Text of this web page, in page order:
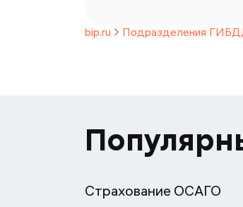
bip.ru Подразделения
Страхование ОСАГО